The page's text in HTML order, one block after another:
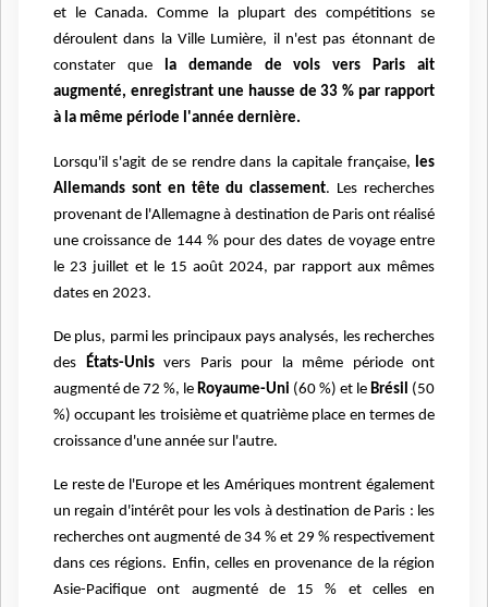
et le Canada. Comme la plupart des compétitions se
déroulent dans la Ville Lumière, il n'est pas étonnant de
constater que la demande de vols vers Paris ait
augmenté, enregistrant une hausse de 33 % par rapport
à la même période l'année dernière.
Lorsqu'il s'agit de se rendre dans la capitale française, les
Allemands sont en tête du classement. Les recherches
provenant de l'Allemagne à destination de Paris ont réalisé
une croissance de 144 % pour des dates de voyage entre
le 23 juillet et le 15 août 2024, par rapport aux mêmes
dates en 2023.
De plus, parmi les principaux pays analysés, les recherches
des
États-Unisvers Paris pour la même période ont
augmenté de 72 %, le Royaume-Uni (60 %) et le Brésil (50
%) occupant les troisième et quatrième place en termes de
croissance d'une année sur l'autre.
Le reste de l'Europe et les Amériques montrent également
un regain d'intérêt pour les vols à destination de Paris : les
recherches ont augmenté de 34 % et 29 % respectivement
dans ces régions. Enfin, celles en provenance de la région
Asie-Pacifique ont augmenté de 15 % et celles en